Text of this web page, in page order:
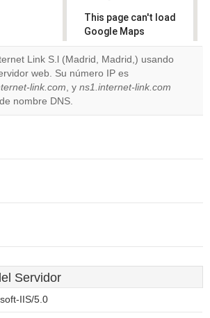
This page can't load
Google Maps
correctly.
Do you
own this
OK
Link S.l (Madrid, Madrid,) usando
web. Su número IP es
link.com, y ns1.internet-link.com
nombre DNS.
Servidor
IIS/5.0